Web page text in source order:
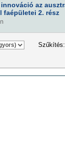
az
faépületei 2. rész
Szűkítés: